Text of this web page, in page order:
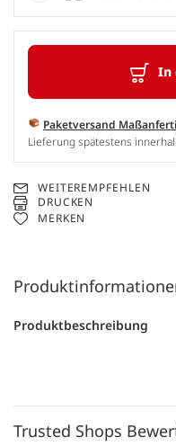
In
Paketversand
Lieferung spätestens
WEITEREMPFEHLEN
DRUCKEN
MERKEN
Produktbeschreibung
Trusted Shops